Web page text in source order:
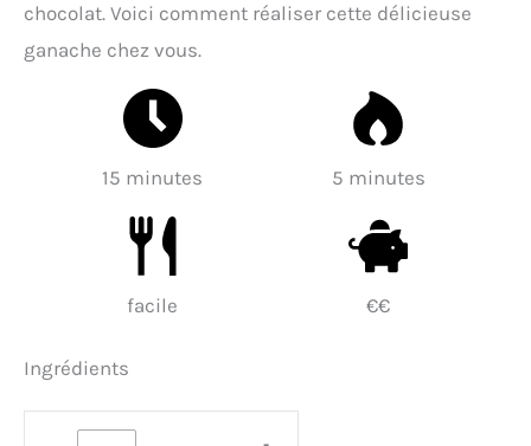
chocolat. Voici comment réaliser cette délicieuse
ganache chez vous.
15 minutes 5 minutes
facile €€
Ingrédients